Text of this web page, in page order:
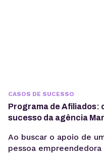
CASOS DE SUCESSO
Programa de Afiliados:
sucesso da agência
Ao buscar o apoio de
pessoa